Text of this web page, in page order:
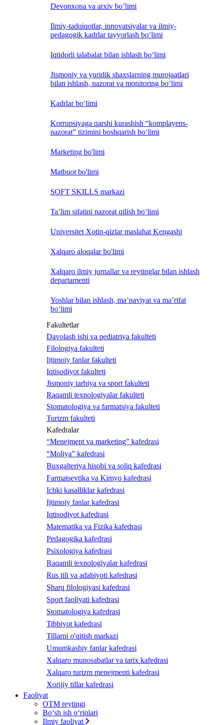
Devonxona va arxiv bo’limi
Ilmiy-tadqiqotlar, innovatsiyalar va ilmiy-
pedagogik kadrlar tayyorlash bo‘limi
Iqtidorli talabalar bilan ishlash bo‘limi
Jismoniy va yuridik shaxslarning murojaatlari
bilan ishlash, nazorat va monitoring bo‘limi
Kadrlar bo‘limi
Korrupsiyaga qarshi kurashish “komplayens-
nazorat” tizimini boshqarish bo‘limi
Marketing bo'limi
Matbuot bo'limi
SOFT SKILLS markazi
Ta’lim sifatini nazorat qilish bo‘limi
Universitet Xotin-qizlar maslahat Kengashi
Xalqaro aloqalar bo'limi
Xalqaro ilmiy jurnallar va reytinglar bilan ishlash
departamenti
Yoshlar bilan ishlash, ma’naviyat va ma’rifat
bo‘limi
Fakultetlar
Davolash ishi va pediatriya fakulteti
Filologiya fakulteti
Ijtimoiy fanlar fakulteti
Iqtisodiyot fakulteti
Jismoniy tarbiya va sport fakulteti
Raqamli texnologiyalar fakulteti
Stomatologiya va farmatsiya fakulteti
Turizm fakulteti
Kafedralar
“Menejment va marketing” kafedrasi
“Moliya” kafedrasi
Buxgalteriya hisobi va soliq kafedrasi
Farmatsevtika va Kimyo kafedrasi
Ichki kasalliklar kafedrasi
Ijtimoiy fanlar kafedrasi
Iqtisodiyot kafedrasi
Matematika va Fizika kafedrasi
Pedagogika kafedrasi
Psixologiya kafedrasi
Raqamli texnologiyalar kafedrasi
Rus tili va adabiyoti kafedrasi
Sharq filologiyasi kafedrasi
Sport faoliyati kafedrasi
Stomatologiya kafedrasi
Tibbiyot kafedrasi
Tillarni o'qitish markazi
Umumkasbiy fanlar kafedrasi
Xalqaro munosabatlar va tarix kafedrasi
Xalqaro turizm menejmenti kafedrasi
Xorijiy tillar kafedrasi
Faoliyat
OTM reytingi
Bo‘sh ish o‘rinlari
Ilmiy faoliyat